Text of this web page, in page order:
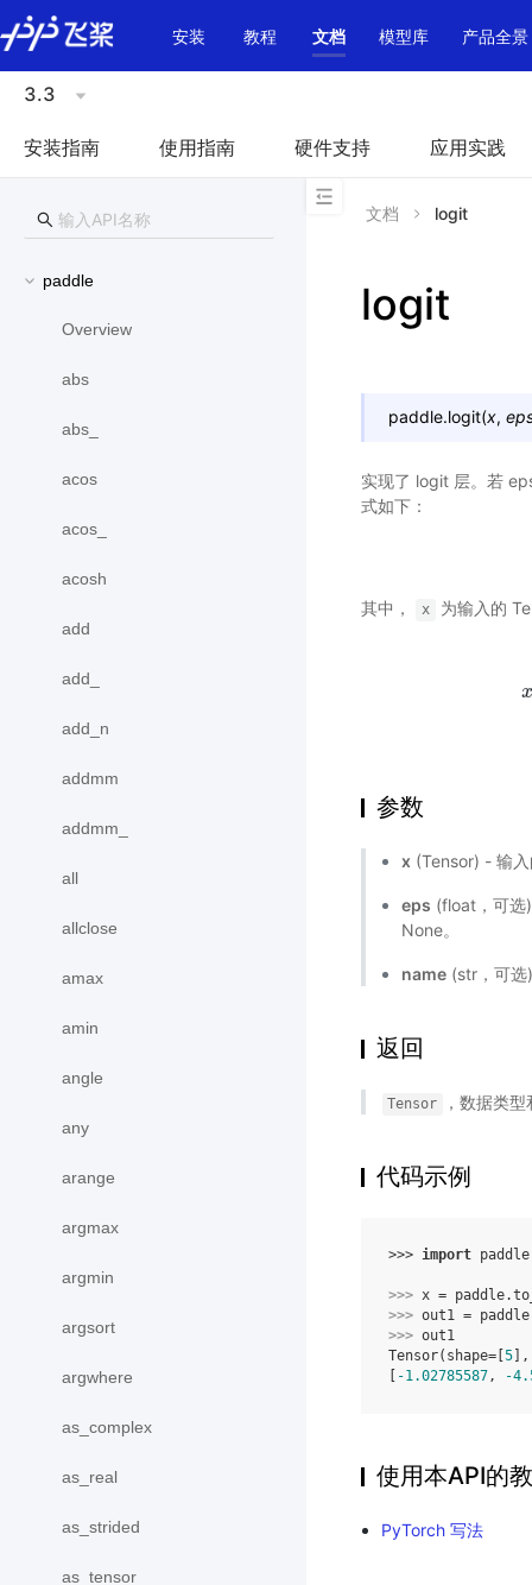
\u200E
安装
教程 文档 模型库 产品全景
3.3
安装指南 使用指南 硬件支持 应用实践
paddle
Overview
abs
abs_
acos
acos_
acosh
add
add_
add_n
addmm
addmm_
all
allclose
amax
amin
angle
any
arange
argmax
argmin
argsort
argwhere
as_complex
as_real
as_strided
as_tensor
文档 logit
logit
paddle.logit(x,
实现了 logit 层。若
式如下：
其中， x 为输入的
xi
参数
x (Tensor) - 输
eps (float，可
None。
name (str，可
返回
Tensor ，数据类
代码示例
>>> import paddle
>>> x = paddle.
>>> out1 = paddle
>>> out1
Tensor(shape=[ 5
-1.02785587, -
使用本API的
PyTorch 写法